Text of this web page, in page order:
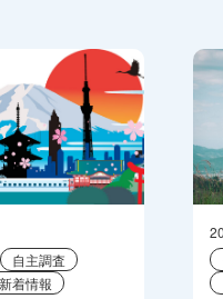
自主調査
新着情報